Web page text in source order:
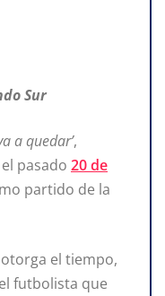
Sur
a quedar’,
pasado 20 de
partido de la
el tiempo,
futbolista que